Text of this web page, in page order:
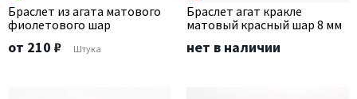
Браслет из агата матового
фиолетового шар
от 210 ₽ Штука
Браслет агат кракле
матовый красный шар 8 мм
нет в наличии